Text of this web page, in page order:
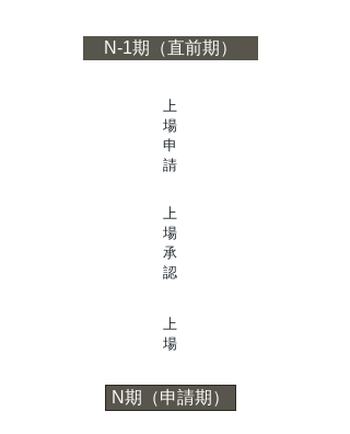
N-1期（直前期）
上
場
申
請
上
場
承
認
上
場
N期（申請期）